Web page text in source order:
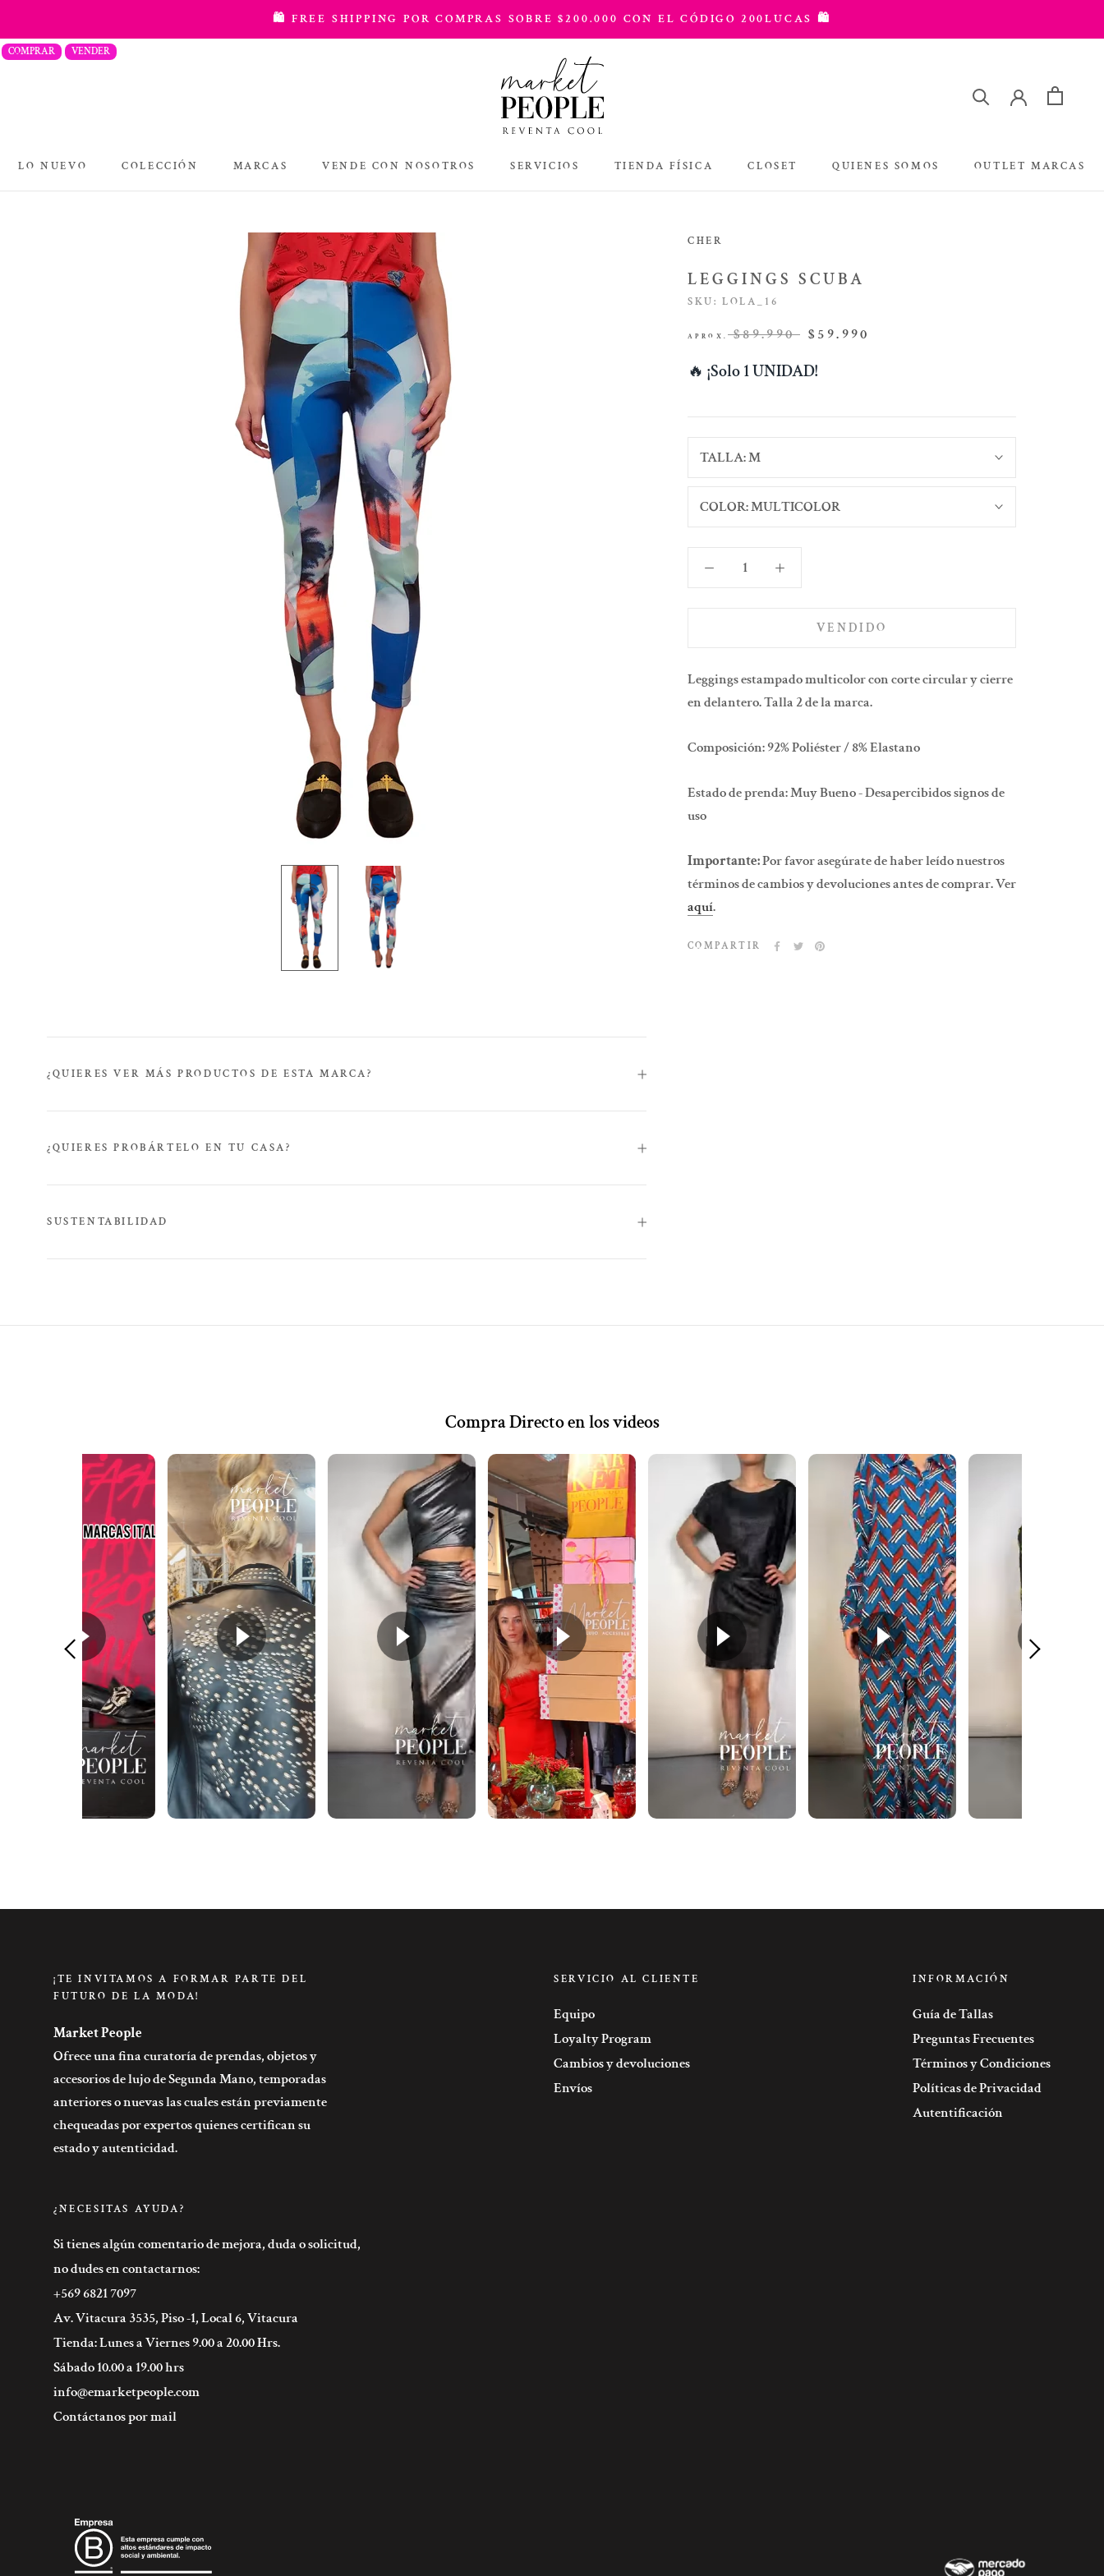
contenido
🛍️ FREE SHIPPING POR COMPRAS SOBRE $200.000 CON EL CÓDIGO 200LUCAS 🛍️
COMPRAR VENDER
LO NUEVO
COLECCIÓN
MARCAS
VENDE CON NOSOTROS SERVICIOS
TIENDA FÍSICA
CLOSET QUIENES SOMOS
OUTLET MARCAS
CHER
LEGGINGS SCUBA
SKU: LOLA_16
APROX. $89.990 $59.990
🔥 ¡Solo 1 UNIDAD!
TALLA:M
COLOR:MULTICOLOR
VENDIDO
Leggings estampado multicolor con corte circular y cierre
en delantero. Talla 2 de la marca.
Composición: 92% Poliéster / 8% Elastano
Estado de prenda: Muy Bueno - Desapercibidos signos de
uso
Importante:Por favor asegúrate de haber leído nuestros
términos de cambios y devoluciones antes de comprar. Ver
aquí.
COMPARTIR
¿QUIERES VER MÁS PRODUCTOS DE ESTA MARCA?
¿QUIERES PROBÁRTELO EN TU CASA?
SUSTENTABILIDAD
¡TE INVITAMOS A FORMAR PARTE DEL
FUTURO DE LA MODA!
Market People
Ofrece una fina curatoría de prendas, objetos y
accesorios de lujo de Segunda Mano, temporadas
anteriores o nuevas las cuales están previamente
chequeadas por expertos quienes certifican su
estado y autenticidad.
SERVICIO AL CLIENTE
Equipo
Loyalty Program
Cambios y devoluciones
Envíos
INFORMACIÓN
Guía de Tallas
Preguntas Frecuentes
Términos y Condiciones
Políticas de Privacidad
Autentificación
¿NECESITAS AYUDA?
Si tienes algún comentario de mejora, duda o solicitud,
no dudes en contactarnos:
+569 6821 7097
Av. Vitacura 3535, Piso -1, Local 6, Vitacura
Tienda: Lunes a Viernes 9.00 a 20.00 Hrs.
Sábado 10.00 a 19.00 hrs
info@emarketpeople.com
Contáctanos por mail